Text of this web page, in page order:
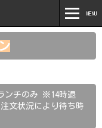
ンチのみ ※14時退
文状況により待ち時
MENU